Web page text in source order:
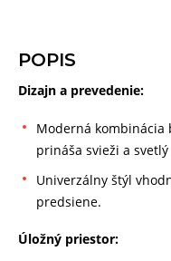
POPIS
Dizajn a prevedenie:
Moderná kombinácia
prináša svieži a
Univerzálny štýl
predsiene.
Úložný priestor: